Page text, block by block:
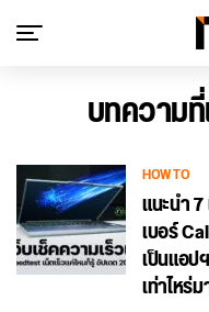
บทความ
HOW TO
แนะนำ
เบอร์
เป็นแอป
เท่าไหร่